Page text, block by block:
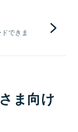
できま
ま向け